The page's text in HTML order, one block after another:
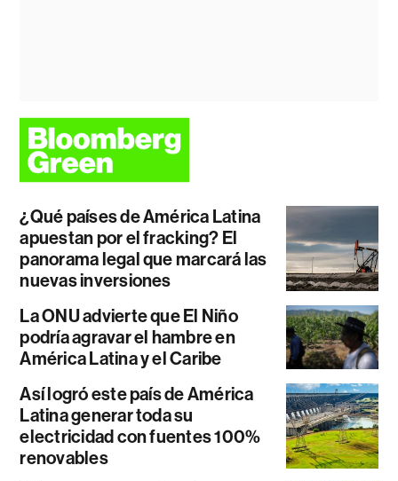
¿Qué países de América Latina
apuestan por el fracking? El
panorama legal que marcará las
nuevas inversiones
La ONU advierte que El Niño
podría agravar el hambre en
América Latina y el Caribe
Así logró este país de América
Latina generar toda su
electricidad con fuentes 100%
renovables